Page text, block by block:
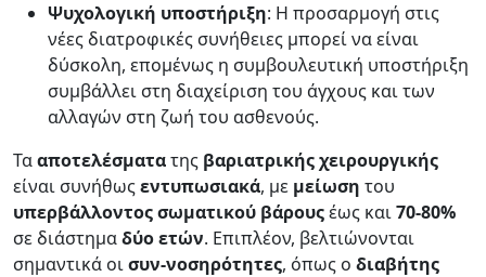
Ψυχολογική υποστήριξη: Η προσαρμογή στις
νέες διατροφικές συνήθειες μπορεί να είναι
δύσκολη, επομένως η συμβουλευτική υποστήριξη
συμβάλλει στη διαχείριση του άγχους και των
αλλαγών στη ζωή του ασθενούς.
Τααποτελέσματατης βαριατρικήςχειρουργικής
είναι συνήθωςεντυπωσιακά, με μείωση του
υπερβάλλοντος σωματικού βάρουςέως και70-80%
σε διάστημαδύοετών. Επιπλέον, βελτιώνονται
σημαντικά οισυν-νοσηρότητες, όπως ο διαβήτης